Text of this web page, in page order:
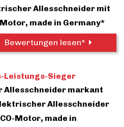
Allesschneider mit
Motor, made in Germany*
Bewertungen lesen*
Leistungs-Sieger
Allesschneider markant
Allesschneider
Motor, made in